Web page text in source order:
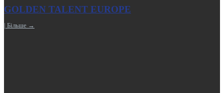
GOLDEN TALENT EUROPE
| Більше →